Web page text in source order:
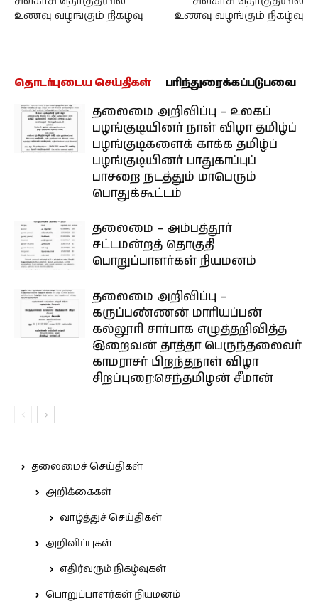
உணவு வழங்கும் நிகழ்வு
உணவு வழங்கும் நிகழ்வு
தொடர்புடைய செய்திகள் பரிந்துரைக்கப்படுபவை
தலைமை அறிவிப்பு – உலகப்
பழங்குடியினர் நாள் விழா தமிழ்ப்
பழங்குடிகளைக் காக்க தமிழ்ப்
பழங்குடியினர் பாதுகாப்புப்
பாசறை நடத்தும் மாபெரும்
பொதுக்கூட்டம்
தலைமை – அம்பத்தூர்
சட்டமன்றத் தொகுதி
பொறுப்பாளர்கள் நியமனம்
தலைமை அறிவிப்பு –
கருப்பண்ணன் மாரியப்பன்
கல்லூரி சார்பாக எழுத்தறிவித்த
இறைவன் தாத்தா பெருந்தலைவர்
காமராசர் பிறந்தநாள் விழா
சிறப்புரை:செந்தமிழன் சீமான்
தலைமைச் செய்திகள்
அறிக்கைகள்
வாழ்த்துச் செய்திகள்
அறிவிப்புகள்
எதிர்வரும் நிகழ்வுகள்
பொறுப்பாளர்கள் நியமனம்